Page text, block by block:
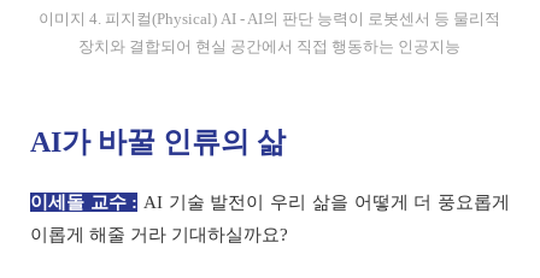
이미지 4. 피지컬(Physical) AI - AI의 판단 능력이 로봇센서 등 물리적
장치와 결합되어 현실 공간에서 직접 행동하는 인공지능
AI가 바꿀 인류의 삶
이세돌 교수 : AI 기술 발전이 우리 삶을 어떻게 더 풍요롭게
이롭게 해줄 거라 기대하실까요?